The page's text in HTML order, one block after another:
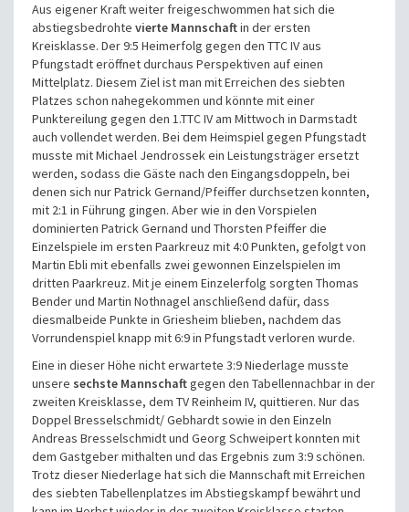
Aus eigener Kraft weiter freigeschwommen hat sich die
abstiegsbedrohte vierte Mannschaftin der ersten
Kreisklasse. Der 9:5 Heimerfolg gegen den TTC IV aus
Pfungstadt eröffnet durchaus Perspektiven auf einen
Mittelplatz. Diesem Ziel ist man mit Erreichen des siebten
Platzes schon nahegekommen und könnte mit einer
Punktereilung gegen den 1.TTC IV am Mittwoch in Darmstadt
auch vollendet werden. Bei dem Heimspiel gegen Pfungstadt
musste mit Michael Jendrossek ein Leistungsträger ersetzt
werden, sodass die Gäste nach den Eingangsdoppeln, bei
denen sich nur Patrick Gernand/Pfeiffer durchsetzen konnten,
mit 2:1 in Führung gingen. Aber wie in den Vorspielen
dominierten Patrick Gernand und Thorsten Pfeiffer die
Einzelspiele im ersten Paarkreuz mit 4:0 Punkten, gefolgt von
Martin Ebli mit ebenfalls zwei gewonnen Einzelspielen im
dritten Paarkreuz. Mit je einem Einzelerfolg sorgten Thomas
Bender und Martin Nothnagel anschließend dafür, dass
diesmalbeide Punkte in Griesheim blieben, nachdem das
Vorrundenspiel knapp mit 6:9 in Pfungstadt verloren wurde.
Eine in dieser Höhe nicht erwartete 3:9 Niederlage musste
unsere sechste Mannschaftgegen den Tabellennachbar in der
zweiten Kreisklasse, dem TV Reinheim IV, quittieren. Nur das
Doppel Bresselschmidt/ Gebhardt sowie in den Einzeln
Andreas Bresselschmidt und Georg Schweipert konnten mit
dem Gastgeber mithalten und das Ergebnis zum 3:9 schönen.
Trotz dieser Niederlage hat sich die Mannschaft mit Erreichen
des siebten Tabellenplatzes im Abstiegskampf bewährt und